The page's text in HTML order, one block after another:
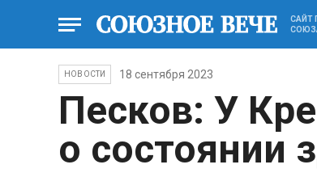
САЙТ
НОВОСТИ 18 сентября 2023
Песков: У
о состоянии